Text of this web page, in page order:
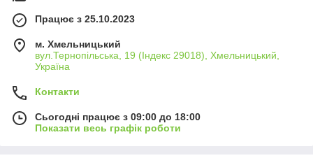
Працює з 25.10.2023
м. Хмельницький
вул.Тернопільська, 19 (Індекс 29018), Хмельницький,
Україна
Контакти
Сьогодні працює з 09:00 до 18:00
Показати весь графік роботи